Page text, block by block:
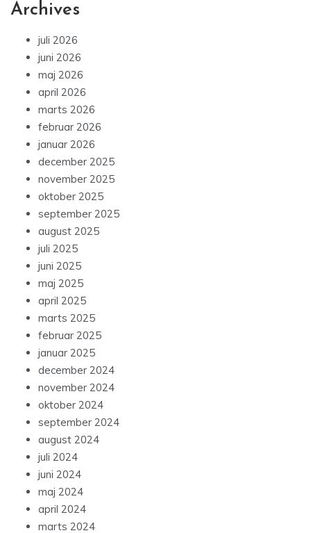
Archives
juli 2026
juni 2026
maj 2026
april 2026
marts 2026
februar 2026
januar 2026
december 2025
november 2025
oktober 2025
september 2025
august 2025
juli 2025
juni 2025
maj 2025
april 2025
marts 2025
februar 2025
januar 2025
december 2024
november 2024
oktober 2024
september 2024
august 2024
juli 2024
juni 2024
maj 2024
april 2024
marts 2024